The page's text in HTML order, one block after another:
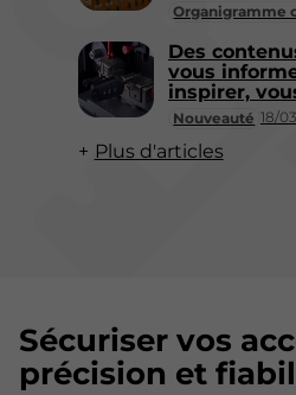
Organigramme
Nouveauté 18/
Des
vous
inspirer,
Plus d'articles
Sécuriser vos
précision et